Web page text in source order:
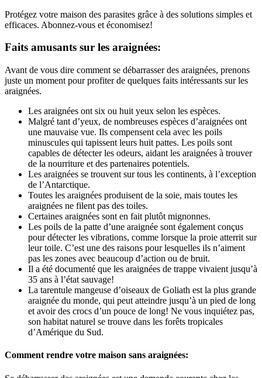
Protégez votre maison des parasites grâce à des solutions simples et
efficaces. Abonnez-vous et économisez!
Faits amusants sur les araignées:
Avant de vous dire comment se débarrasser des araignées, prenons
juste un moment pour profiter de quelques faits intéressants sur les
araignées.
Les araignées ont six ou huit yeux selon les espèces.
Malgré tant d’yeux, de nombreuses espèces d’araignées ont
une mauvaise vue. Ils compensent cela avec les poils
minuscules qui tapissent leurs huit pattes. Les poils sont
capables de détecter les odeurs, aidant les araignées à trouver
de la nourriture et des partenaires potentiels.
Les araignées se trouvent sur tous les continents, à l’exception
de l’Antarctique.
Toutes les araignées produisent de la soie, mais toutes les
araignées ne filent pas des toiles.
Certaines araignées sont en fait plutôt mignonnes.
Les poils de la patte d’une araignée sont également conçus
pour détecter les vibrations, comme lorsque la proie atterrit sur
leur toile. C’est une des raisons pour lesquelles ils n’aiment
pas les zones avec beaucoup d’action ou de bruit.
Il a été documenté que les araignées de trappe vivaient jusqu’à
35 ans à l’état sauvage!
La tarentule mangeuse d’oiseaux de Goliath est la plus grande
araignée du monde, qui peut atteindre jusqu’à un pied de long
et avoir des crocs d’un pouce de long! Ne vous inquiétez pas,
son habitat naturel se trouve dans les forêts tropicales
d’Amérique du Sud.
Comment rendre votre maison sans araignées: